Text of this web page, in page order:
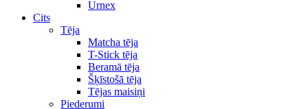
Urnex
Cits
Tēja
Matcha tēja
T-Stick tēja
Beramā tēja
Šķīstošā tēja
Tējas maisiņi
Piederumi